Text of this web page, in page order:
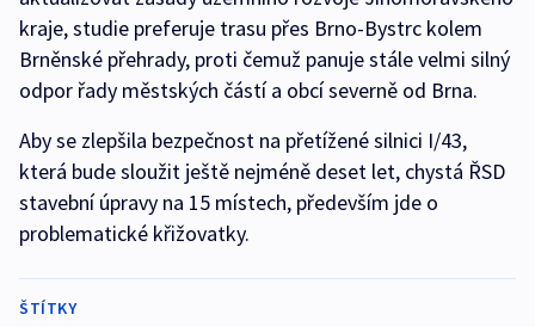
kraje, studie preferuje trasu přes Brno-Bystrc kolem
Brněnské přehrady, proti čemuž panuje stále velmi silný
odpor řady městských částí a obcí severně od Brna.
Aby se zlepšila bezpečnost na přetížené silnici I/43,
která bude sloužit ještě nejméně deset let, chystá ŘSD
stavební úpravy na 15 místech, především jde o
problematické křižovatky.
ŠTÍTKY